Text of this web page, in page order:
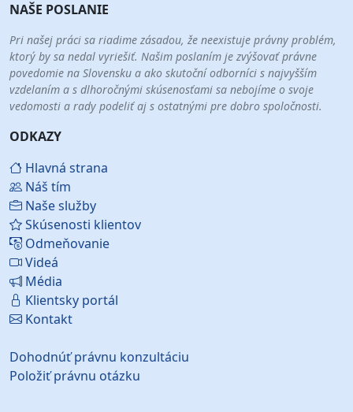
NAŠE POSLANIE
Pri našej práci sa riadime zásadou, že neexistuje právny problém,
ktorý by sa nedal vyriešiť. Našim poslaním je zvýšovať právne
povedomie na Slovensku a ako skutoční odborníci s najvyšším
vzdelaním a s dlhoročnými skúsenosťami sa nebojíme o svoje
vedomosti a rady podeliť aj s ostatnými pre dobro spoločnosti.
ODKAZY
Hlavná strana
Náš tím
Naše služby
Skúsenosti klientov
Odmeňovanie
Videá
Média
Klientsky portál
Kontakt
Dohodnúť právnu konzultáciu
Položiť právnu otázku